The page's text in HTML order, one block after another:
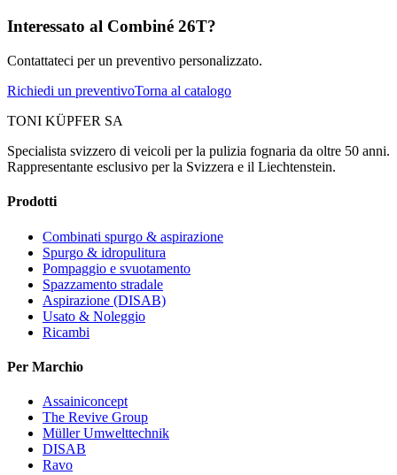
Interessato al Combiné 26T?
Contattateci per un preventivo personalizzato.
Richiedi un preventivoTorna al catalogo
TONI KÜPFER SA
Specialista svizzero di veicoli per la pulizia fognaria da oltre 50 anni.
Rappresentante esclusivo per la Svizzera e il Liechtenstein.
Prodotti
Combinati spurgo & aspirazione
Spurgo & idropulitura
Pompaggio e svuotamento
Spazzamento stradale
Aspirazione (DISAB)
Usato & Noleggio
Ricambi
Per Marchio
Assainiconcept
The Revive Group
Müller Umwelttechnik
DISAB
Ravo